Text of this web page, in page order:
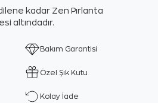
kadar Zen Pırlanta
altındadır.
Bakım Garantisi
Özel Şık Kutu
Kolay İade